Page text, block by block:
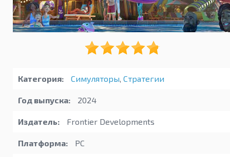
Категория: Симуляторы, Стратегии
Год выпуска: 2024
Издатель: Frontier Developments
Платформа: PC